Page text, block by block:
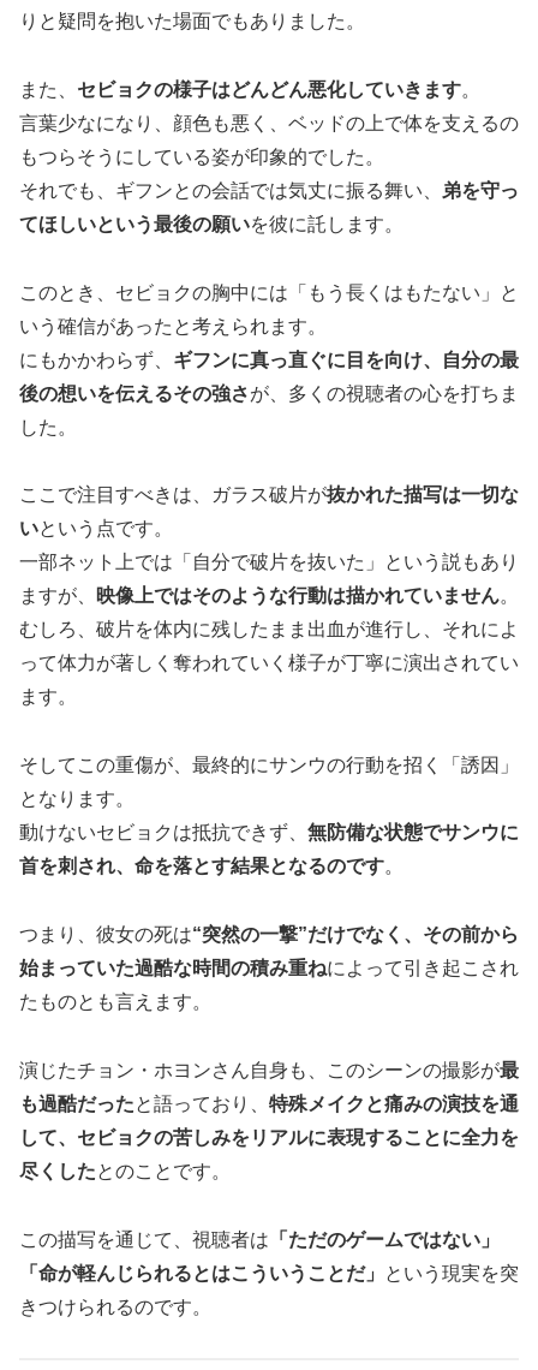
りと疑問を抱いた場面でもありました。
また、 セビョクの様子はどんどん悪化していきます。
言葉少なになり、顔色も悪く、ベッドの上で体を支えるの
もつらそうにしている姿が印象的でした。
それでも、ギフンとの会話では気丈に振る舞い、
弟を守っ
てほしいという最後の願いを彼に託します。
このとき、セビョクの胸中には「もう長くはもたない」と
いう確信があったと考えられます。
にもかかわらず、 ギフンに真っ直ぐに目を向け、自分の最
後の想いを伝えるその強さが、多くの視聴者の心を打ちま
した。
ここで注目すべきは、ガラス破片が抜かれた描写は一切な
いという点です。
一部ネット上では「自分で破片を抜いた」という説もあり
ますが、 映像上ではそのような行動は描かれていません。
むしろ、破片を体内に残したまま出血が進行し、それによ
って体力が著しく奪われていく様子が丁寧に演出されてい
ます。
そしてこの重傷が、最終的にサンウの行動を招く「誘因」
となります。
動けないセビョクは抵抗できず、 無防備な状態でサンウに
首を刺され、命を落とす結果となるのです。
つまり、彼女の死は“突然の一撃”だけでなく、その前から
始まっていた過酷な時間の積み重ねによって引き起こされ
たものとも言えます。
演じたチョン・ホヨンさん自身も、このシーンの撮影が最
も過酷だったと語っており、 特殊メイクと痛みの演技を通
して、セビョクの苦しみをリアルに表現することに全力を
尽くしたとのことです。
この描写を通じて、視聴者は 「ただのゲームではない」
「命が軽んじられるとはこういうことだ」
という現実を突
きつけられるのです。